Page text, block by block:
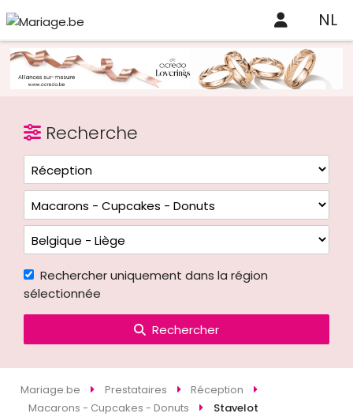
NL
Recherche
Rechercher uniquement dans la région
sélectionnée
Rechercher
Mariage.be Prestataires
Réception
Macarons - Cupcakes - Donuts
Stavelot